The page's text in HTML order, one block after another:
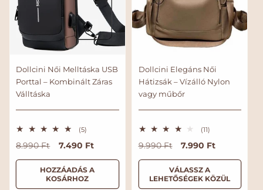
Dollcini Női Melltáska USB
Porttal – Kombinált Záras
Válltáska
(5)5
s
z
e
s
é
N
o
8.990 Ft
A
k
c
i
7.490 Ft
HOZZÁADÁS A
KOSÁRHOZ
Dollcini Elegáns Női
Hátizsák – Vízálló Nylon
vagy műbőr
(11)1
ö
s
z
e
s
N
o
9.990 Ft
A
k
c
i
7.990 Ft
VÁLASSZ A
LEHETŐSÉGEK KÖZÜL